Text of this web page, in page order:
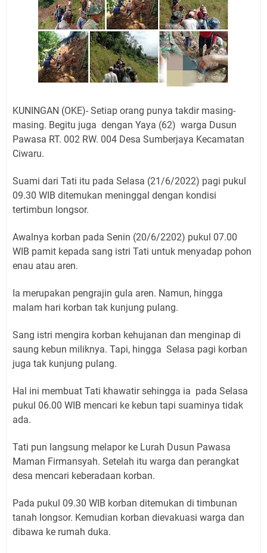
Polres Kuningan dan PAM Tirta Kamuning Salurakan
12 Ribu Liter
Uniku Jadi Tuan Rumah Pendampingan Penyusunan
Dokumen SPMI
Sudahkah Kita Merdeka Dari Hawa Nafsu?
Info Sembako di Pasar Kepuh Kuningan Kamis 6
Agenda Kegiatan Bupati Kuningan Jumat 7 Agustus
2026 Ada Tiga, Tapi yang Bakal Dihadiri Hanya Satu
Ini Empat Lokasi Samsat Keliling Kuningan Jumat 7
KUNINGAN (OKE)- Setiap orang punya takdir masing-
masing. Begitu juga dengan Yaya (62) warga Dusun
Pawasa RT. 002 RW. 004 Desa Sumberjaya Kecamatan
Ciwaru.
Suami dari Tati itu pada Selasa (21/6/2022) pagi pukul
09.30 WIB ditemukan meninggal dengan kondisi
tertimbun longsor.
Awalnya korban pada Senin (20/6/2202) pukul 07.00
WIB pamit kepada sang istri Tati untuk menyadap pohon
enau atau aren.
Ia merupakan pengrajin gula aren. Namun, hingga
malam hari korban tak kunjung pulang.
Sang istri mengira korban kehujanan dan menginap di
saung kebun miliknya. Tapi, hingga Selasa pagi korban
juga tak kunjung pulang.
Hal ini membuat Tati khawatir sehingga ia pada Selasa
pukul 06.00 WIB mencari ke kebun tapi suaminya tidak
ada.
Tati pun langsung melapor ke Lurah Dusun Pawasa
Maman Firmansyah. Setelah itu warga dan perangkat
desa mencari keberadaan korban.
Pada pukul 09.30 WIB korban ditemukan di timbunan
tanah longsor. Kemudian korban dievakuasi warga dan
dibawa ke rumah duka.